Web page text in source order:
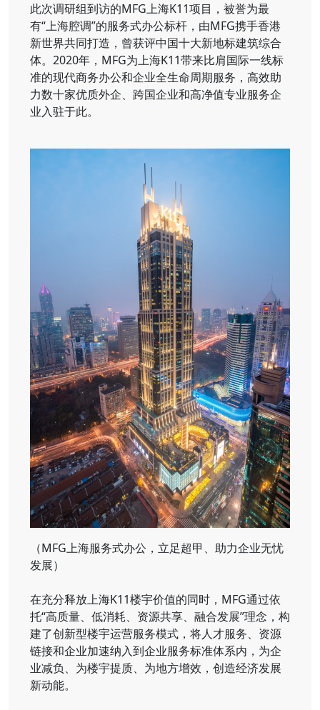
此次调研组到访的MFG上海K11项目，被誉为最
有“上海腔调”的服务式办公标杆，由MFG携手香港
新世界共同打造，曾获评中国十大新地标建筑综合
体。2020年，MFG为上海K11带来比肩国际一线标
准的现代商务办公和企业全生命周期服务，高效助
力数十家优质外企、跨国企业和高净值专业服务企
业入驻于此。
（MFG上海服务式办公，立足超甲、助力企业无忧
发展）
在充分释放上海K11楼宇价值的同时，MFG通过依
托“高质量、低消耗、资源共享、融合发展”理念，构
建了创新型楼宇运营服务模式，将人才服务、资源
链接和企业加速纳入到企业服务标准体系内，为企
业减负、为楼宇提质、为地方增效，创造经济发展
新动能。